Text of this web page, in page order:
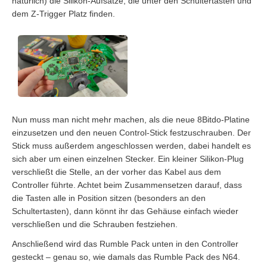
dem Z-Trigger Platz finden.
Nun muss man nicht mehr machen, als die neue 8Bitdo-Platine
einzusetzen und den neuen Control-Stick festzuschrauben. Der
Stick muss außerdem angeschlossen werden, dabei handelt es
sich aber um einen einzelnen Stecker. Ein kleiner Silikon-Plug
verschließt die Stelle, an der vorher das Kabel aus dem
Controller führte. Achtet beim Zusammensetzen darauf, dass
die Tasten alle in Position sitzen (besonders an den
Schultertasten), dann könnt ihr das Gehäuse einfach wieder
verschließen und die Schrauben festziehen.
Anschließend wird das Rumble Pack unten in den Controller
gesteckt – genau so, wie damals das Rumble Pack des N64.